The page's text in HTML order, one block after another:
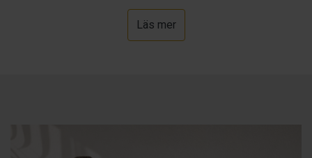
Fastigheten har en privat terrass på 23 m², perfekt för att
Läs mer